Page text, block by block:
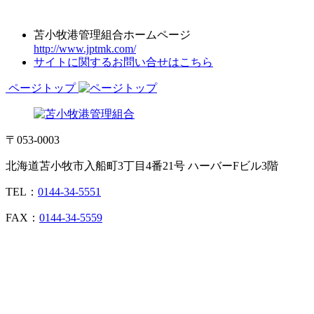
苫小牧港管理組合ホームページ
http://www.jptmk.com/
サイトに関するお問い合せはこちら
ページトップ
〒053-0003
北海道苫小牧市入船町3丁目4番21号 ハーバーFビル3階
TEL： 0144-34-5551
FAX： 0144-34-5559